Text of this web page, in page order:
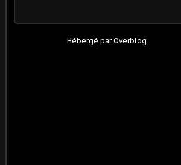
Hébergé parOverblog